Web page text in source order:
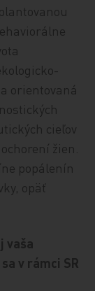
orientovaná
cieľov
žien.
popálenín
opäť
vaša
v rámci SR